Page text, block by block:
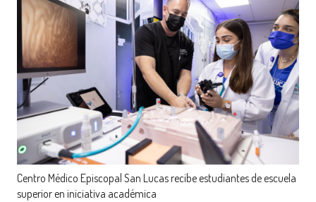
Centro Médico Episcopal San Lucas recibe estudiantes de escuela
superior en iniciativa académica